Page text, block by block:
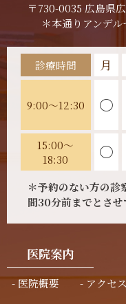
〒730-0035 広島県
＊本通りアンデ
診療時間 月
9:00～12:30 〇
15:00～
18:30
〇
＊予約のない方の診
間30分前までとさ
医院案内
医院概要 アクセ